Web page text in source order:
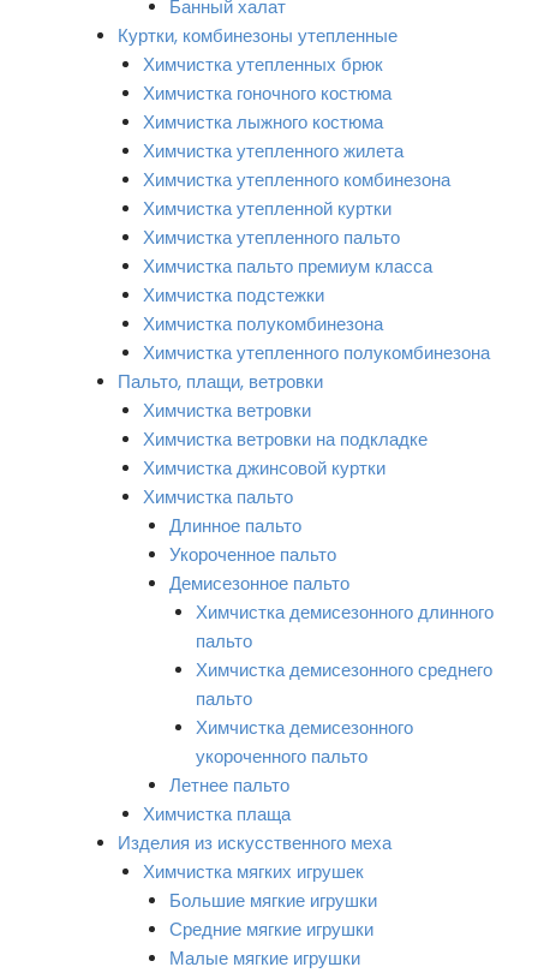
Банный халат
Куртки, комбинезоны утепленные
Химчистка утепленных брюк
Химчистка гоночного костюма
Химчистка лыжного костюма
Химчистка утепленного жилета
Химчистка утепленного комбинезона
Химчистка утепленной куртки
Химчистка утепленного пальто
Химчистка пальто премиум класса
Химчистка подстежки
Химчистка полукомбинезона
Химчистка утепленного полукомбинезона
Пальто, плащи, ветровки
Химчистка ветровки
Химчистка ветровки на подкладке
Химчистка джинсовой куртки
Химчистка пальто
Длинное пальто
Укороченное пальто
Демисезонное пальто
Химчистка демисезонного длинного
пальто
Химчистка демисезонного среднего
пальто
Химчистка демисезонного
укороченного пальто
Летнее пальто
Химчистка плаща
Изделия из искусственного меха
Химчистка мягких игрушек
Большие мягкие игрушки
Средние мягкие игрушки
Малые мягкие игрушки